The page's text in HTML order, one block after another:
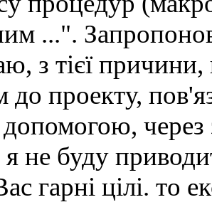
...".
з тієї
до проекту,
через
не буду
гарні цілі. то